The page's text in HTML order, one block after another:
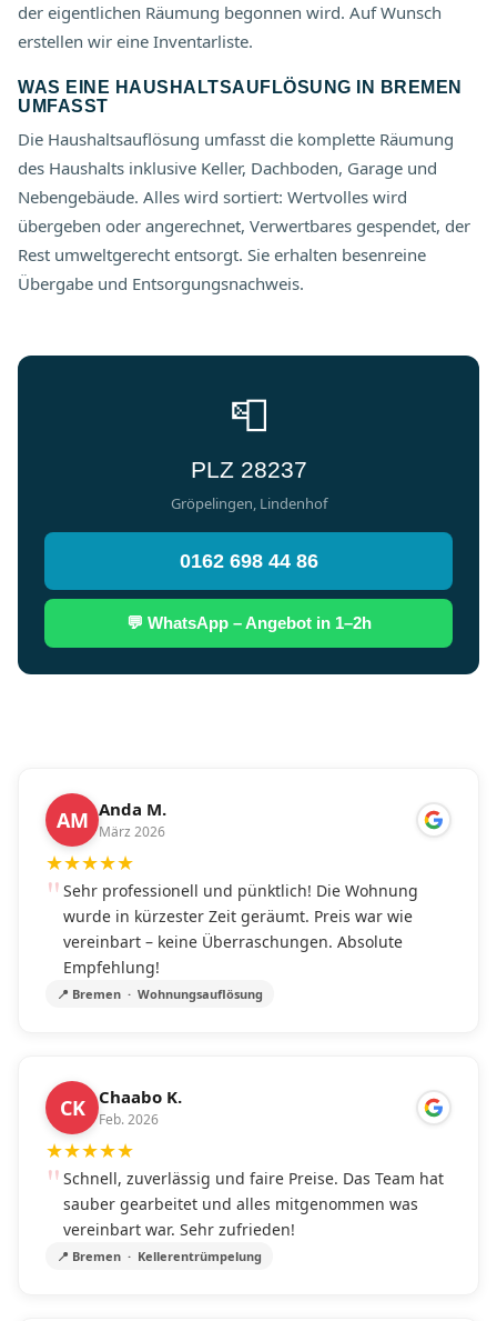
der eigentlichen Räumung begonnen wird. Auf Wunsch
erstellen wir eine Inventarliste.
WAS EINE HAUSHALTSAUFLÖSUNG IN BREMEN
UMFASST
Die Haushaltsauflösung umfasst die komplette Räumung
des Haushalts inklusive Keller, Dachboden, Garage und
Nebengebäude. Alles wird sortiert: Wertvolles wird
übergeben oder angerechnet, Verwertbares gespendet, der
Rest umweltgerecht entsorgt. Sie erhalten besenreine
Übergabe und Entsorgungsnachweis.
📮
PLZ 28237
Gröpelingen, Lindenhof
0162 698 44 86
💬 WhatsApp – Angebot in 1–2h
AM Anda M.
März 2026
★★★★★
Sehr professionell und pünktlich! Die Wohnung
wurde in kürzester Zeit geräumt. Preis war wie
vereinbart – keine Überraschungen. Absolute
Empfehlung!
📍 Bremen · Wohnungsauflösung
CK Chaabo K.
Feb. 2026
★★★★★
Schnell, zuverlässig und faire Preise. Das Team hat
sauber gearbeitet und alles mitgenommen was
vereinbart war. Sehr zufrieden!
📍 Bremen · Kellerentrümpelung